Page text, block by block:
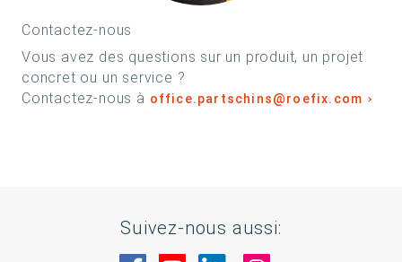
Contactez-nous
Vous avez des questions sur un produit, un projet
concret ou un service ?
Contactez-nous à office.partschins@roefix.com
Suivez-nous aussi: